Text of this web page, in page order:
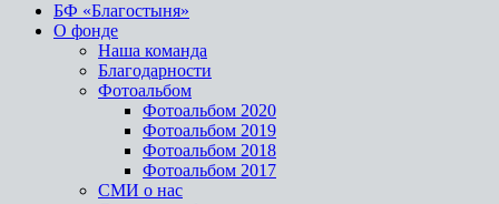
БФ «Благостыня»
О фонде
Наша команда
Благодарности
Фотоальбом
Фотоальбом 2020
Фотоальбом 2019
Фотоальбом 2018
Фотоальбом 2017
СМИ о нас